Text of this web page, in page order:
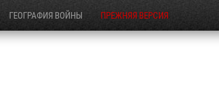
ГЕОГРАФИЯ ВОЙНЫ ПРЕЖНЯЯ ВЕРСИЯ